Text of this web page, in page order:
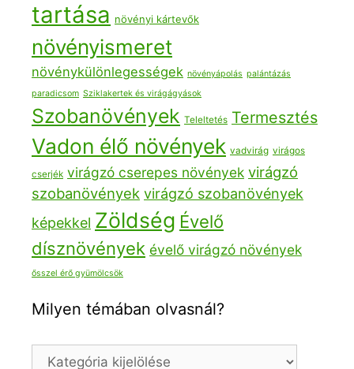
tartása növényi kártevők
növényismeret
növénykülönlegességek növényápolás palántázás
paradicsom Sziklakertek és virágágyások
Szobanövények Teleltetés Termesztés
Vadon élő növények vadvirág virágos
cserjék virágzó cserepes növények virágzó
szobanövények virágzó szobanövények
képekkel Zöldség Évelő
dísznövények évelő virágzó növények
ősszel érő gyümölcsök
Milyen témában olvasnál?
Milyen